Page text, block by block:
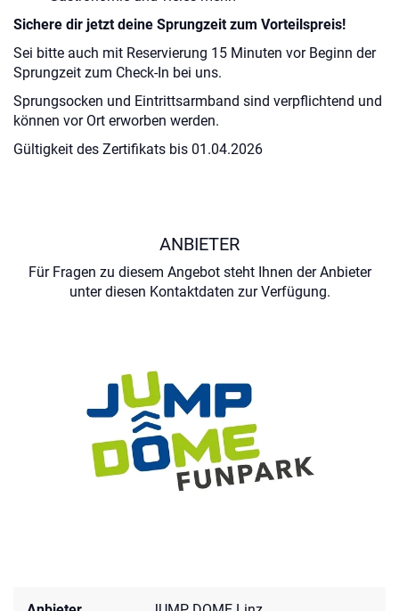
Sichere dir jetzt deine Sprungzeit zum Vorteilspreis!
Sei bitte auch mit Reservierung 15 Minuten vor Beginn der
Sprungzeit zum Check-In bei uns.
Sprungsocken und Eintrittsarmband sind verpflichtend und
können vor Ort erworben werden.
Gültigkeit des Zertifikats bis 01.04.2026
ANBIETER
Für Fragen zu diesem Angebot steht Ihnen der Anbieter
unter diesen Kontaktdaten zur Verfügung.